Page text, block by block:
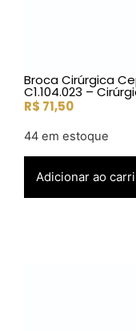
Broca Cirúrgica
C1.104.023 –
R$ 71,50
44 em estoque
Adicionar ao